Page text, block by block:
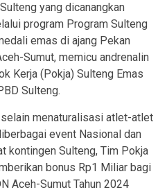
yang dicanangkan
program Program Sulteng
emas di ajang Pekan
Sumut, memicu andrenalin
Kerja (Pokja) Sulteng Emas
Sulteng.
menaturalisasi atlet-atlet
event Nasional dan
kontingen Sulteng, Tim Pokja
bonus Rp1 Miliar bagi
Aceh-Sumut Tahun 2024